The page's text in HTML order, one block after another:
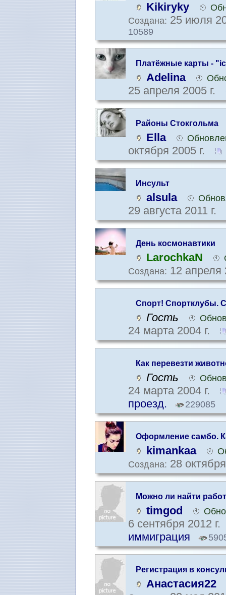
Kikiryky
Создана: 25 июля
10589
Платёжные карты -
Adelina
25 апреля 2005 г.
Районы Стокгольма
Ella
октября 2005 г.
Инсульт
alsula
29 августа 2011 г.
День космонавтики
LarochkaN
Создана: 12 апреля
Спорт! Спортклубы.
Гость
24 марта 2004 г.
Как перевезти
другую страну
Гость
24 марта 2004 г.
проезд.
229085
Оформление самбо.
переезда в Швецию
kimankaa
Создана: 28
Можно ли найти
стране?
timgod
6 сентября 2012 г.
иммиграция
Регистрация в
Анастасия22